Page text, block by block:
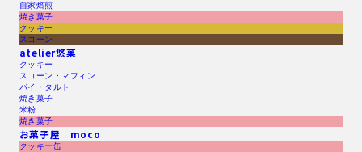
自家焙煎
焼き菓子
クッキー
スコーン
atelier悠菓
クッキー
スコーン・マフィン
パイ・タルト
焼き菓子
米粉
焼き菓子
お菓子屋 moco
クッキー缶